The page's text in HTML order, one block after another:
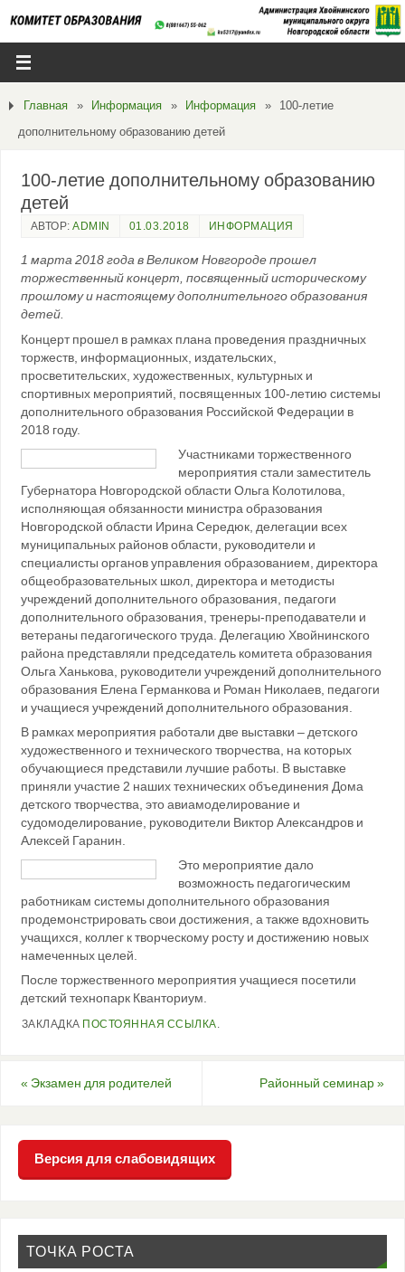
Главная » Информация » Информация »
100-летие
дополнительному образованию детей
100-летие дополнительному образованию
детей
АВТОР:ADMIN 01.03.2018 ИНФОРМАЦИЯ
1 марта 2018 года в Великом Новгороде прошел
торжественный концерт, посвященный историческому
прошлому и настоящему дополнительного образования
детей.
Концерт прошел в рамках плана проведения праздничных
торжеств, информационных, издательских,
просветительских, художественных, культурных и
спортивных мероприятий, посвященных 100-летию системы
дополнительного образования Российской Федерации в
2018 году.
Участниками торжественного
мероприятия стали заместитель
Губернатора Новгородской области Ольга Колотилова,
исполняющая обязанности министра образования
Новгородской области Ирина Середюк, делегации всех
муниципальных районов области, руководители и
специалисты органов управления образованием, директора
общеобразовательных школ, директора и методисты
учреждений дополнительного образования, педагоги
дополнительного образования, тренеры-преподаватели и
ветераны педагогического труда. Делегацию Хвойнинского
района представляли председатель комитета образования
Ольга Ханькова, руководители учреждений дополнительного
образования Елена Германкова и Роман Николаев, педагоги
и учащиеся учреждений дополнительного образования.
В рамках мероприятия работали две выставки – детского
художественного и технического творчества, на которых
обучающиеся представили лучшие работы. В выставке
приняли участие 2 наших технических объединения Дома
детского творчества, это авиамоделирование и
судомоделирование, руководители Виктор Александров и
Алексей Гаранин.
Это мероприятие дало
возможность педагогическим
работникам системы дополнительного образования
продемонстрировать свои достижения, а также вдохновить
учащихся, коллег к творческому росту и достижению новых
намеченных целей.
После торжественного мероприятия учащиеся посетили
детский технопарк Кванториум.
ЗАКЛАДКА ПОСТОЯННАЯ ССЫЛКА.
« Экзамен для родителей Районный семинар»
Версия для слабовидящих
ТОЧКА РОСТА